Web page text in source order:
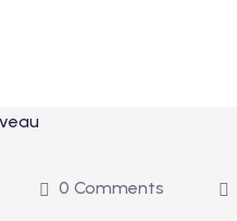
0 Comments